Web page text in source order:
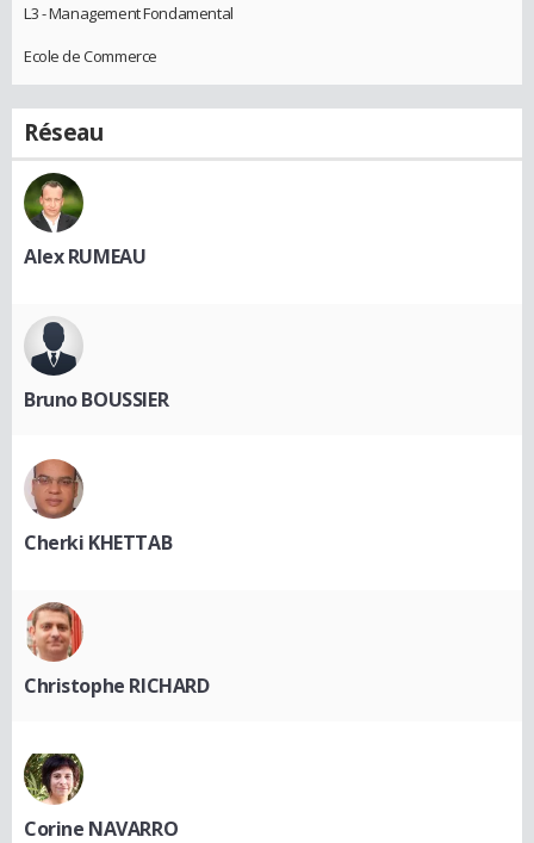
L3 - Management Fondamental
Ecole de Commerce
Réseau
Alex RUMEAU
Bruno BOUSSIER
Cherki KHETTAB
Christophe RICHARD
Corine NAVARRO